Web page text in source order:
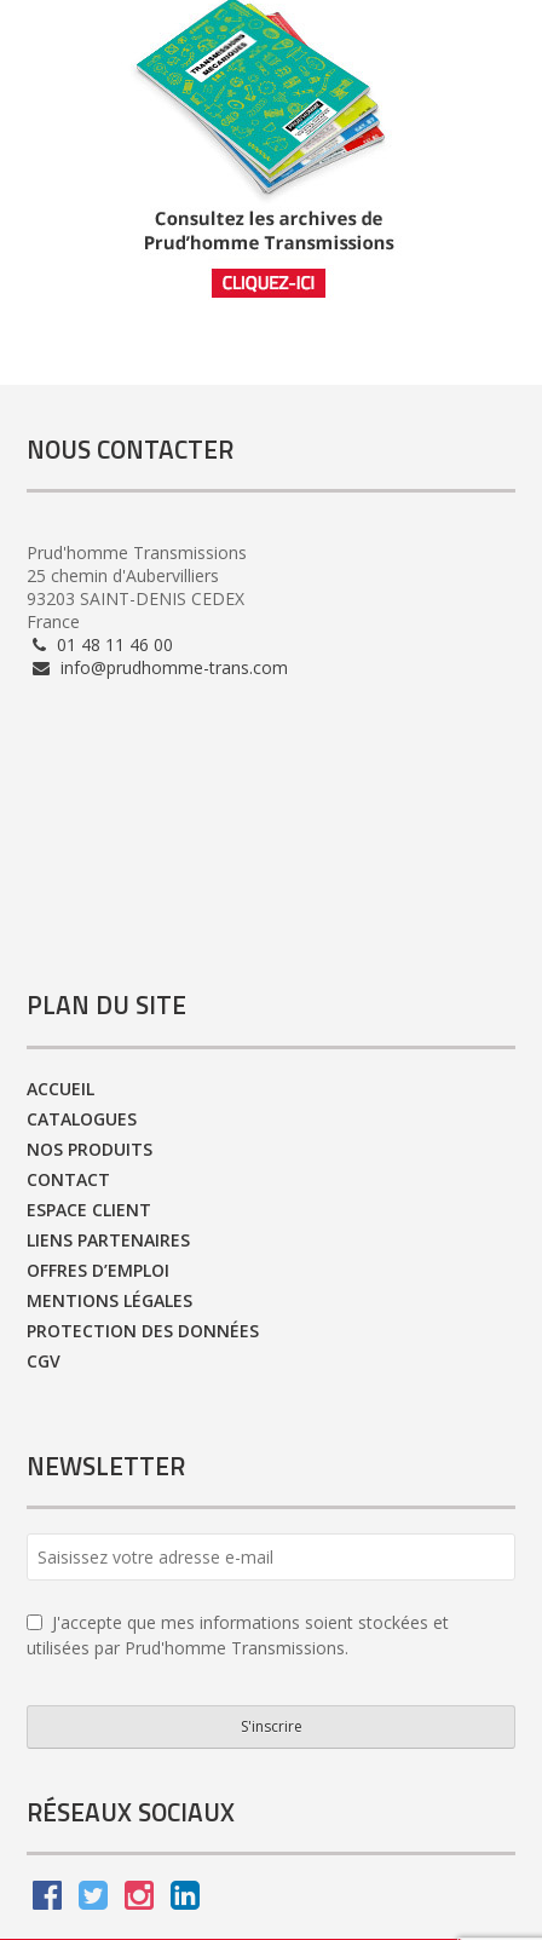
NOUS CONTACTER
Prud'homme Transmissions
25 chemin d'Aubervilliers
93203 SAINT-DENIS CEDEX
France
01 48 11 46 00
info@prudhomme-trans.com
PLAN DU SITE
ACCUEIL
CATALOGUES
NOS PRODUITS
CONTACT
ESPACE CLIENT
LIENS PARTENAIRES
OFFRES D’EMPLOI
MENTIONS LÉGALES
PROTECTION DES DONNÉES
CGV
NEWSLETTER
J'accepte que mes informations soient stockées et
utilisées par Prud'homme Transmissions.
S'inscrire
Website *
RÉSEAUX SOCIAUX